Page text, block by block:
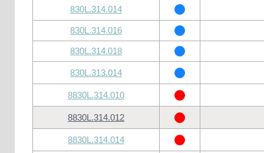
830L.314.014
830L.314.016
830L.314.018
830L.313.014
8830L.314.010
8830L.314.012
8830L.314.014